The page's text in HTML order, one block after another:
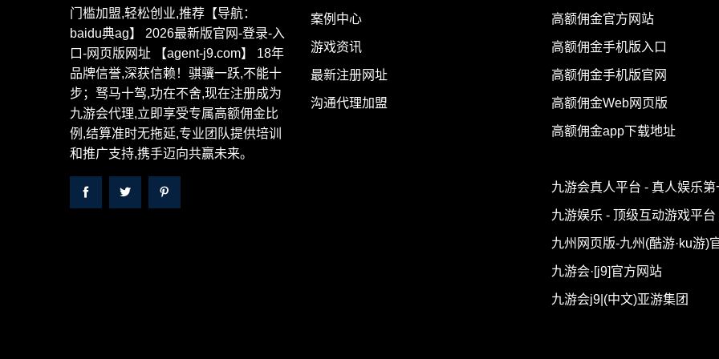
门槛加盟,轻松创业,推荐【导航：
baidu典ag】 2026最新版官网-登录-入
口-网页版网址 【agent-j9.com】 18年
品牌信誉,深获信赖！骐骥一跃,不能十
步；驽马十驾,功在不舍,现在注册成为
九游会代理,立即享受专属高额佣金比
例,结算准时无拖延,专业团队提供培训
和推广支持,携手迈向共赢未来。
案例中心
游戏资讯
最新注册网址
沟通代理加盟
高额佣金官方网站
高额佣金手机版入口
高额佣金手机版官网
高额佣金Web网页版
高额佣金app下载地址
九游会真人平台 - 真人娱乐
九游娱乐 - 顶级互动游戏平台
九州网页版-九州(酷游·ku游)
九游会·[j9]官方网站
九游会j9|(中文)亚游集团